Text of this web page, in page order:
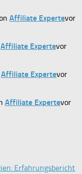
Affiliate Expertevor
Affiliate Expertevor
Affiliate Expertevor
Affiliate Expertevor
Erfahrungsbericht